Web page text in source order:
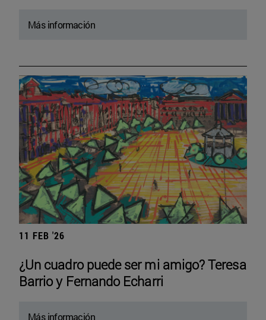
Más información
11 FEB '26
¿Un cuadro puede ser mi amigo? Teresa
Barrio y Fernando Echarri
Más información